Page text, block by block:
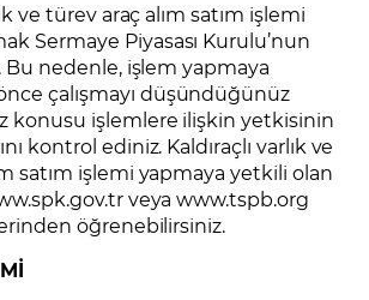
ve türev araç alım satım işlemi
Sermaye Piyasası Kurulu’nun
nedenle, işlem yapmaya
çalışmayı düşündüğünüz
konusu işlemlere ilişkin yetkisinin
kontrol ediniz. Kaldıraçlı varlık ve
satım işlemi yapmaya yetkili olan
veya www.tspb.org
öğrenebilirsiniz.